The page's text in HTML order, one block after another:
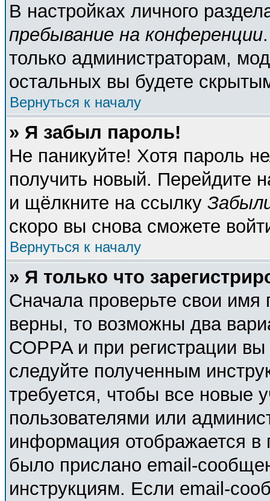
В настройках личного
пребывание на конференции
только администраторам,
остальных вы будете
Вернуться к началу
» Я забыл пароль!
Не паникуйте! Хотя пароль
получить новый. Перейдите
и щёлкните на ссылку
скоро вы снова сможете
Вернуться к началу
» Я только что
Сначала проверьте свои имя
верны, то возможны два
COPPA и при регистрации
следуйте полученным
требуется, чтобы все новые
пользователями или
информация отображается в
было прислано email-
инструкциям. Если email-